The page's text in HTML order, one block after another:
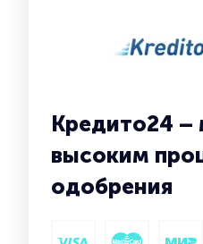
Кредито24 –
высоким
одобрения